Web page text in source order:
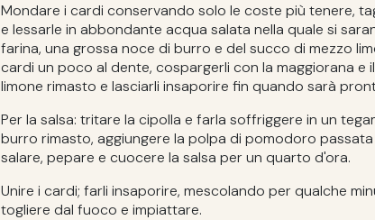
Mondare i cardi conservando solo le coste più tenere,
e lessarle in abbondante acqua salata nella quale si
farina, una grossa noce di burro e del succo di mezzo
cardi un poco al dente, cospargerli con la maggiorana e
limone rimasto e lasciarli insaporire fin quando sarà
Per la salsa: tritare la cipolla e farla soffriggere in un
burro rimasto, aggiungere la polpa di pomodoro
salare, pepare e cuocere la salsa per un quarto d'ora.
Unire i cardi; farli insaporire, mescolando per qualche
togliere dal fuoco e impiattare.